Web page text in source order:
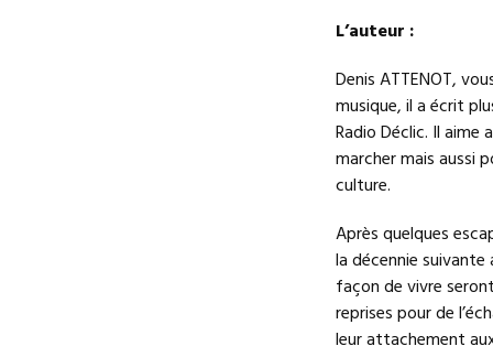
L’auteur :
Denis ATTENOT,
musique, il a écrit
Radio Déclic. Il aime
marcher mais aussi
culture.
Après quelques
la décennie
façon de vivre
reprises pour de
leur attachement